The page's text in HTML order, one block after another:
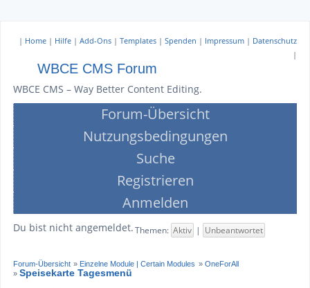
| Home | Hilfe | Add-Ons | Templates | Spenden | Impressum | Datenschutz
|
WBCE CMS Forum
WBCE CMS – Way Better Content Editing.
Forum-Übersicht
Nutzungsbedingungen
Suche
Registrieren
Anmelden
Du bist nicht angemeldet. Themen: Aktiv | Unbeantwortet
Forum-Übersicht » Einzelne Module | Certain Modules » OneForAll
» Speisekarte Tagesmenü